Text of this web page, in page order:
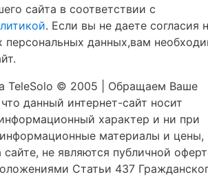
сайта в соответствии с
. Если вы не даете согласия
персональных данных,вам
TeleSolo © 2005 | Обращаем Ваше
данный интернет-сайт носит
характер и ни при
материалы и цены,
не являются публичной
Статьи 437